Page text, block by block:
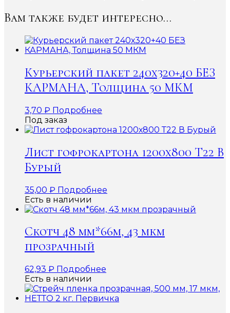
Вам также будет интересно…
Курьерский пакет 240х320+40 БЕЗ
КАРМАНА, Толщина 50 МКМ
3,70 ₽ Подробнее
Под заказ
Лист гофрокартона 1200х800 Т22 В
Бурый
35,00 ₽ Подробнее
Есть в наличии
Скотч 48 мм*66м, 43 мкм
прозрачный
62,93 ₽ Подробнее
Есть в наличии